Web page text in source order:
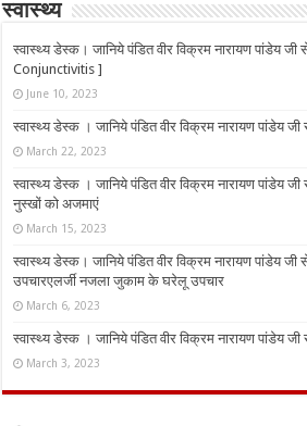
स्वास्थ्य
स्वास्थ्य डेस्क। जानिये पंडित वीर विक्रम नारायण
Conjunctivitis ]
June 10, 2023
स्वास्थ्य डेस्क । जानिये पंडित वीर विक्रम नारायण पांडेय
March 22, 2023
स्वास्थ्य डेस्क । जानिये पंडित वीर विक्रम नारायण पांडेय
नुस्‍खों को अजमाएं
March 15, 2023
स्वास्थ्य डेस्क। जानिये पंडित वीर विक्रम नारायण पांडेय
उपचारएलर्जी नजला जुकाम के घरेलू उपचार
March 6, 2023
स्वास्थ्य डेस्क । जानिये पंडित वीर विक्रम नारायण पांडेय
March 3, 2023